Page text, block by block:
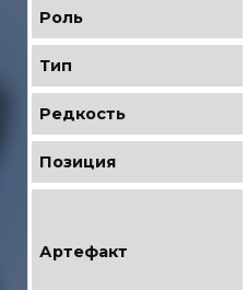
Роль
Тип
Редкость
Позиция
Артефакт